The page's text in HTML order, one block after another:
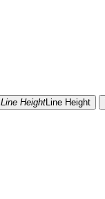
Line HeightLine Height